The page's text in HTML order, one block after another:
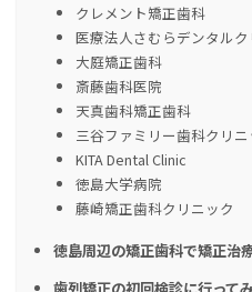
クレメント矯正歯科
医療法人さむらデンタルク
大庭矯正歯科
斎藤歯科医院
天真歯科矯正歯科
三谷ファミリー歯科クリニ
KITA Dental Clinic
徳島大学病院
藤崎矯正歯科クリニック
徳島周辺の矯正歯科で矯正治